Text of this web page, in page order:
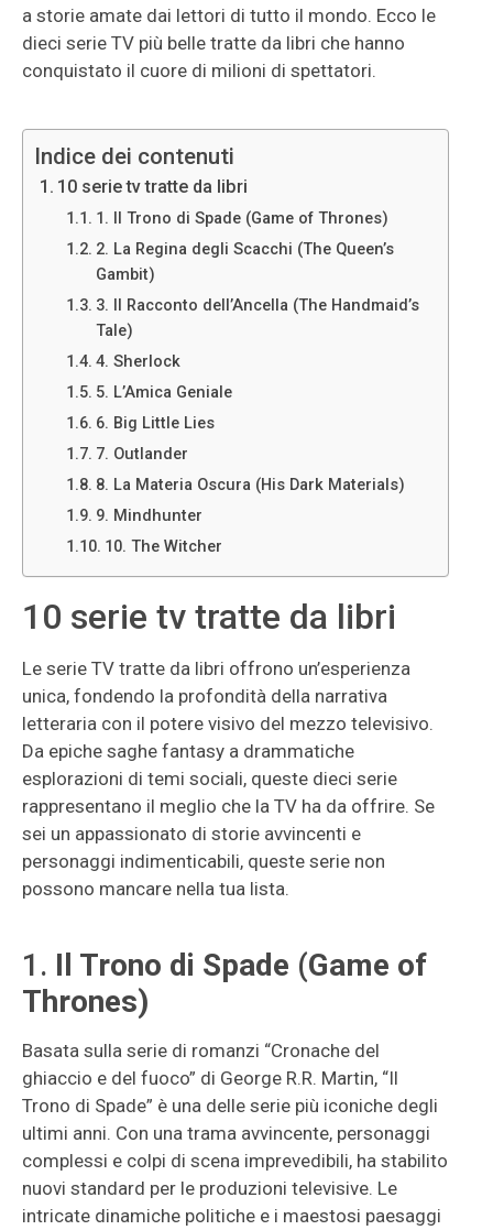
a storie amate dai lettori di tutto il mondo. Ecco le
dieci serie TV più belle tratte da libri che hanno
conquistato il cuore di milioni di spettatori.
Indice dei contenuti
10 serie tv tratte da libri
1. Il Trono di Spade (Game of Thrones)
2. La Regina degli Scacchi (The Queen’s
Gambit)
3. Il Racconto dell’Ancella (The Handmaid’s
Tale)
4. Sherlock
5. L’Amica Geniale
6. Big Little Lies
7. Outlander
8. La Materia Oscura (His Dark Materials)
9. Mindhunter
10. The Witcher
10 serie tv tratte da libri
Le serie TV tratte da libri offrono un’esperienza
unica, fondendo la profondità della narrativa
letteraria con il potere visivo del mezzo televisivo.
Da epiche saghe fantasy a drammatiche
esplorazioni di temi sociali, queste dieci serie
rappresentano il meglio che la TV ha da offrire. Se
sei un appassionato di storie avvincenti e
personaggi indimenticabili, queste serie non
possono mancare nella tua lista.
1. Il Trono di Spade (Game of
Thrones)
Basata sulla serie di romanzi “Cronache del
ghiaccio e del fuoco” di George R.R. Martin, “Il
Trono di Spade” è una delle serie più iconiche degli
ultimi anni. Con una trama avvincente, personaggi
complessi e colpi di scena imprevedibili, ha stabilito
nuovi standard per le produzioni televisive. Le
intricate dinamiche politiche e i maestosi paesaggi